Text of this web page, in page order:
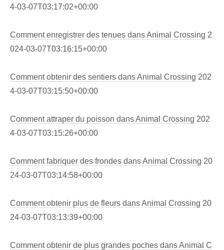
4-03-07T03:17:02+00:00
Comment enregistrer des tenues dans Animal Crossing 2
024-03-07T03:16:15+00:00
Comment obtenir des sentiers dans Animal Crossing 202
4-03-07T03:15:50+00:00
Comment attraper du poisson dans Animal Crossing 202
4-03-07T03:15:26+00:00
Comment fabriquer des frondes dans Animal Crossing 20
24-03-07T03:14:58+00:00
Comment obtenir plus de fleurs dans Animal Crossing 20
24-03-07T03:13:39+00:00
Comment obtenir de plus grandes poches dans Animal C